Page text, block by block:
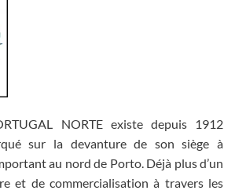
NORTE existe depuis 1912
sur la devanture de son siège à
au nord de Porto. Déjà plus d’un
et de commercialisation à travers les